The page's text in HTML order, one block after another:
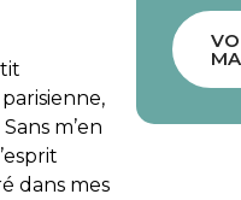
m’en
dans mes